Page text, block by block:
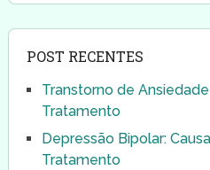
POST RECENTES
Transtorno de
Tratamento
Depressão Bipolar:
Tratamento